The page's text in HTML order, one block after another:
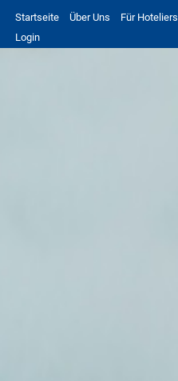
Startseite Über Uns Für Hoteliers
Login